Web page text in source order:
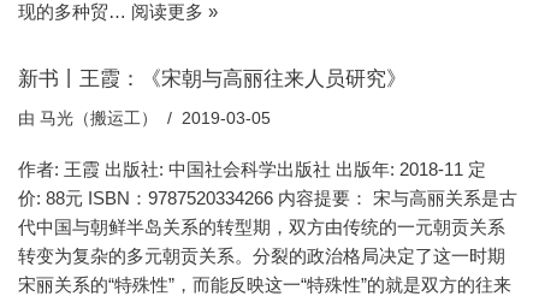
现的多种贸… 阅读更多 »
新书丨王霞：《宋朝与高丽往来人员研究》
由 马光（搬运工） 2019-03-05
作者: 王霞 出版社: 中国社会科学出版社 出版年: 2018-11 定
价: 88元 ISBN：9787520334266 内容提要： 宋与高丽关系是古
代中国与朝鲜半岛关系的转型期，双方由传统的一元朝贡关系
转变为复杂的多元朝贡关系。分裂的政治格局决定了这一时期
宋丽关系的“特殊性”，而能反映这一“特殊性”的就是双方的往来